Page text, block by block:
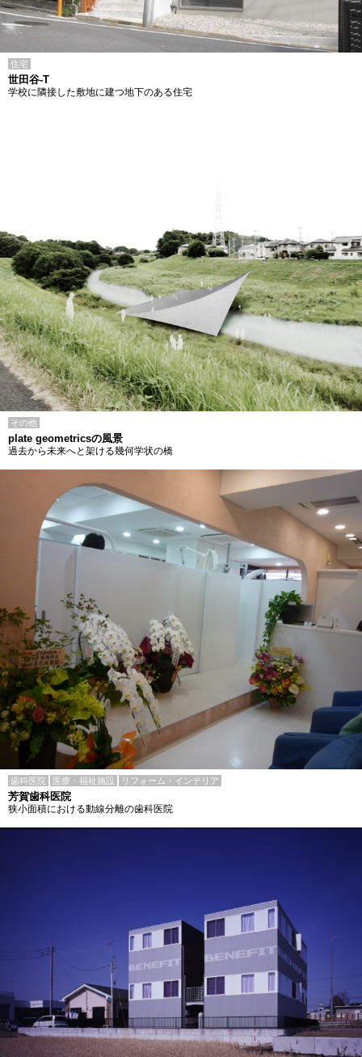
住宅
世田谷-T
学校に隣接した敷地に建つ地下のある住宅
その他
plate geometricsの風景
過去から未来へと架ける幾何学状の橋
歯科医院 医療・福祉施設 リフォーム・インテリア
芳賀歯科医院
狭小面積における動線分離の歯科医院